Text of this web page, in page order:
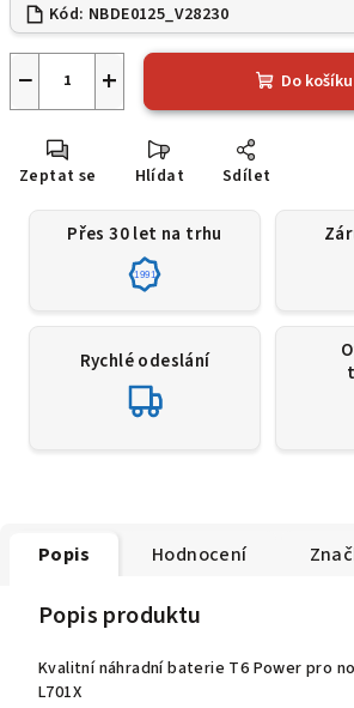
Kód: NBDE0125_V28230
+
− Do košíku
Zeptat se Hlídat Sdílet
Přes 30 let na trhu
1991
Rychlé odeslání
Popis Hodnocení
Popis produktu
Kvalitní náhradní baterie T6 Power pro
L701X